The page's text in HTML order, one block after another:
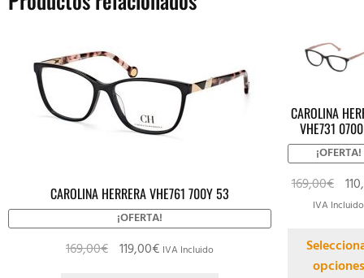
CAROLINA HERRERA VHE761 700Y 53
¡OFERTA!
169,00€ 119,00€ IVA Incluido
CAROLINA
VHE731
¡OFERTA!
169,00€
IVA Incluido
opciones